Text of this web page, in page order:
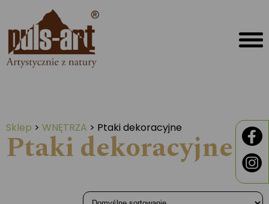
Sklep > WNĘTRZA > Ptaki dekoracyjne
Ptaki dekoracyjne